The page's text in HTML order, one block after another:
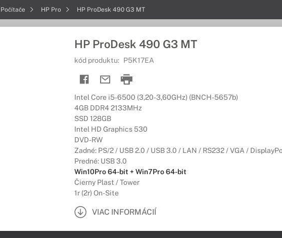
Počítače HP Pro HP ProDesk 490 G3 MT
HP ProDesk 490 G3 MT
kód produktu: P5K17EA
Intel Core i5-6500 (3,20-3,60GHz) (BNCH-5657b)
4GB DDR4 2133MHz
SSD 128GB
Intel HD Graphics 530
DVD-RW
Zadné: PS/2 / USB 2.0 / USB 3.0 / LAN / RS232 / VGA /
Predné: USB 3.0
Win10Pro 64-bit + Win7Pro 64-bit
Čierny Plast / Tower
1r (2r) On-Site
VIAC INFORMÁCIÍ